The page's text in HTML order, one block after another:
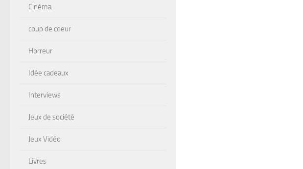
Cinéma
coup de coeur
Horreur
Idée cadeaux
Interviews
Jeux de société
Jeux Vidéo
Livres